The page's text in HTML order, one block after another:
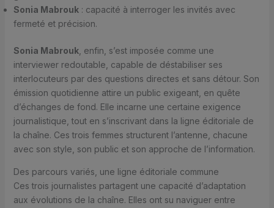
Sonia Mabrouk: capacité à interroger les invités avec
fermeté et précision.
Sonia Mabrouk, enfin, s’est imposée comme une
interviewer redoutable, capable de déstabiliser ses
interlocuteurs par des questions directes et sans détour. Son
émission quotidienne attire un public exigeant, en quête
d’échanges de fond. Elle incarne une certaine exigence
journalistique, tout en s’inscrivant dans la ligne éditoriale de
la chaîne. Ces trois femmes structurent l’antenne, chacune
avec son style, son public et son approche de l’information.
Des parcours variés, une ligne éditoriale commune
Ces trois journalistes partagent une capacité d’adaptation
aux évolutions de la chaîne. Elles ont su naviguer entre